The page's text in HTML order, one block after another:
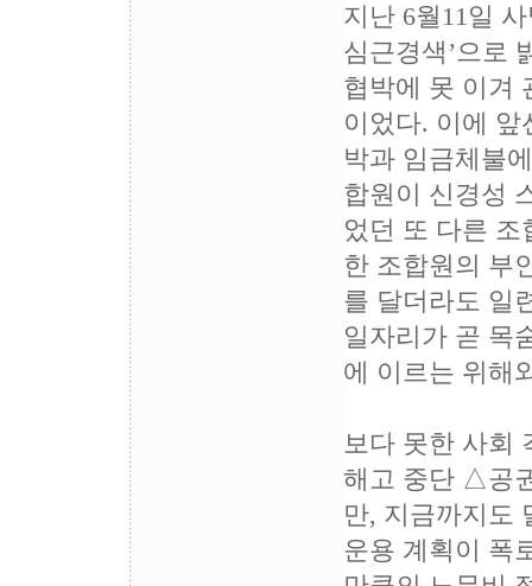
지난 6월11일
심근경색’으로
협박에 못 이겨
이었다. 이에 앞
박과 임금체불
합원이 신경성
었던 또 다른
한 조합원의 부
를 달더라도 일
일자리가 곧 목
에 이르는 위해
보다 못한 사회
해고 중단 △공
만, 지금까지도
운용 계획이 폭